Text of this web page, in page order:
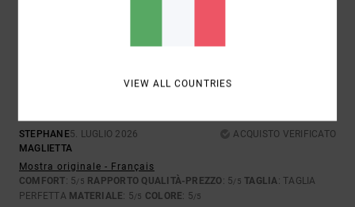
5
STEPHANE5. LUGLIO 2026
ACQUISTO VERIFICATO
MAGLIETTA
Mostra originale - Français
COMFORT: 5/5 RAPPORTO QUALITÀ-PREZZO: 5/5 TAGLIA: TAGLIA
PERFETTA MATERIALE: 5/5 COLORE: 5/5
VIEW ALL COUNTRIES